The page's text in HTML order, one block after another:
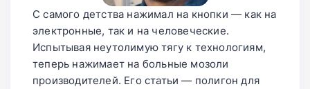
С самого детства нажимал на кнопки — как на
электронные, так и на человеческие.
Испытывая неутолимую тягу к технологиям,
теперь нажимает на больные мозоли
производителей. Его статьи — полигон для